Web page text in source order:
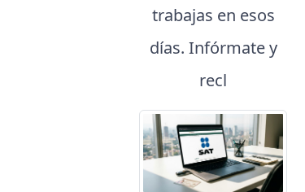
trabajas en esos
días. Infórmate y
recl